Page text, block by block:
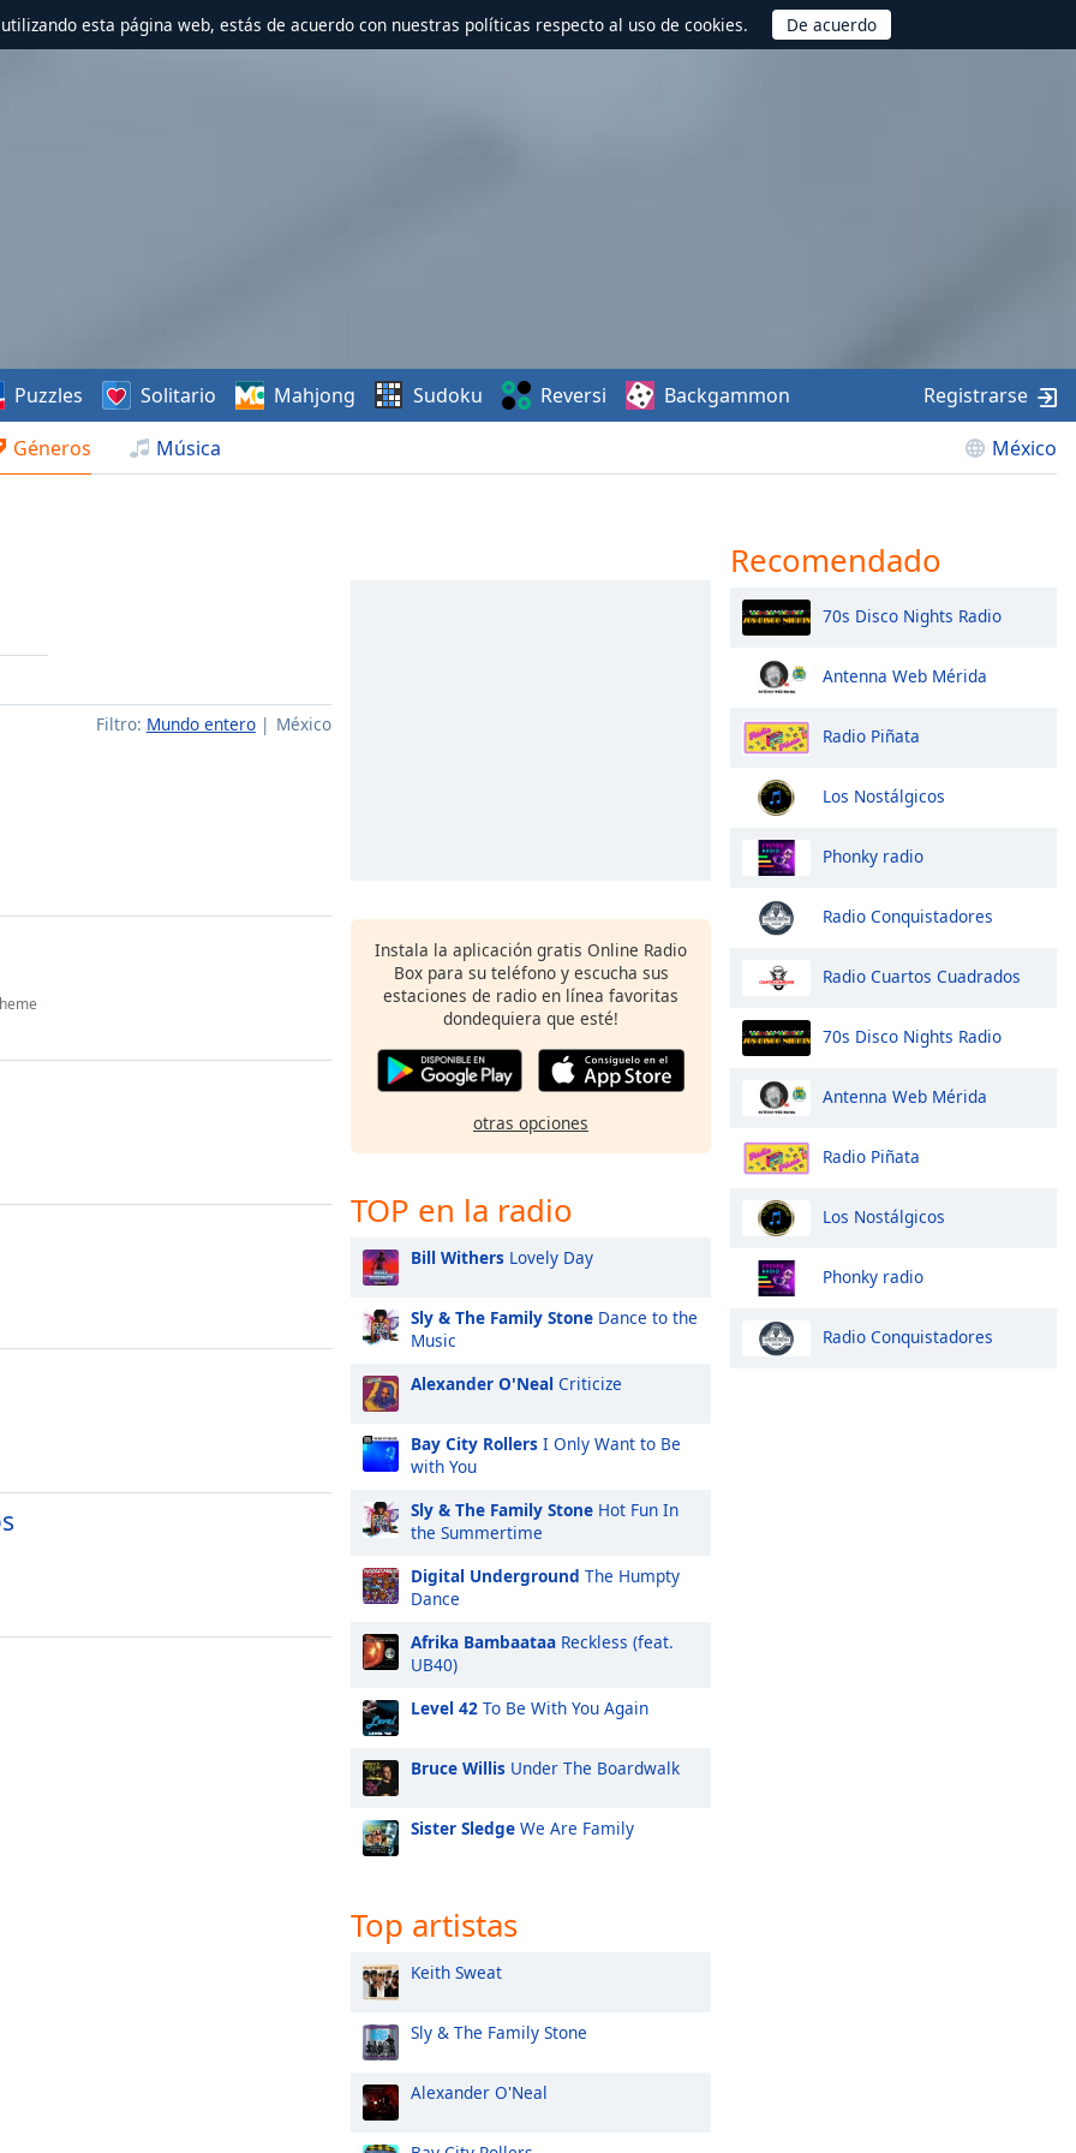
esta página web, estás de acuerdo con nuestras políticas respecto al uso de cookies.
Géneros Música México
Puzzles Solitario Mahjong Sudoku Reversi Backgammon Registrarse
Filtro: Mundo entero México
Instala la aplicación gratis Online Radio
Box para su teléfono y escucha sus
estaciones de radio en línea favoritas
dondequiera que esté!
otras opciones
TOP en la radio
Bill Withers Lovely Day
Sly & The Family Stone Dance to the
Music
Alexander O'Neal Criticize
Bay City Rollers I Only Want to Be
with You
Sly & The Family Stone Hot Fun In
the Summertime
Digital Underground The Humpty
Dance
Afrika Bambaataa Reckless (feat.
UB40)
Level 42 To Be With You Again
Bruce Willis Under The Boardwalk
Sister Sledge We Are Family
Top artistas
Keith Sweat
Sly & The Family Stone
Alexander O'Neal
Recomendado
70s Disco Nights Radio
Antenna Web Mérida
Radio Piñata
Los Nostálgicos
Phonky radio
Radio Conquistadores
Radio Cuartos Cuadrados
70s Disco Nights Radio
Antenna Web Mérida
Radio Piñata
Los Nostálgicos
Phonky radio
Radio Conquistadores